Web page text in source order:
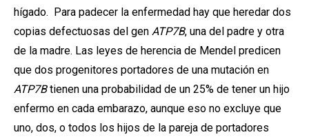
hígado. Para padecer la enfermedad hay que heredar dos
copias defectuosas del gen ATP7B, una del padre y otra
de la madre. Las leyes de herencia de Mendel predicen
que dos progenitores portadores de una mutación en
ATP7Btienen una probabilidad de un 25% de tener un hijo
enfermo en cada embarazo, aunque eso no excluye que
uno, dos, o todos los hijos de la pareja de portadores